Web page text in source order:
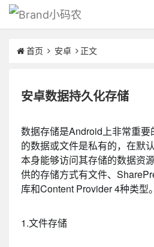
小码农
首页 安卓 正文
安卓数据持久化存储
数据存储是Android上非常重
的数据或文件是私有的，在默
本身能够访问其存储的数据资
供的存储方式有文件、
库和Content Provider 4种类型。
1.文件存储